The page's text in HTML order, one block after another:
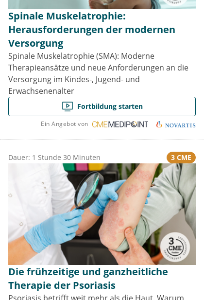
Spinale Muskelatrophie:
Herausforderungen der modernen
Versorgung
Spinale Muskelatrophie (SMA): Moderne
Therapieansätze und neue Anforderungen an die
Versorgung im Kindes-, Jugend- und
Erwachsenenalter
Fortbildung starten
Ein Angebot von
Dauer: 1 Stunde 30 Minuten 3 CME
Die frühzeitige und ganzheitliche
Therapie der Psoriasis